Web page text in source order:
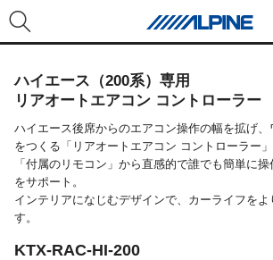
ハイエース（200系）専用
リアオートエアコン コントローラー
ハイエース後席からのエアコン操作の幅を拡げ、
をつくる「リアオートエアコン コントローラー
「付属のリモコン」から直感的で誰でも簡単に
をサポート。
インテリアになじむデザインで、カーライフをよ
す。
KTX-RAC-HI-200